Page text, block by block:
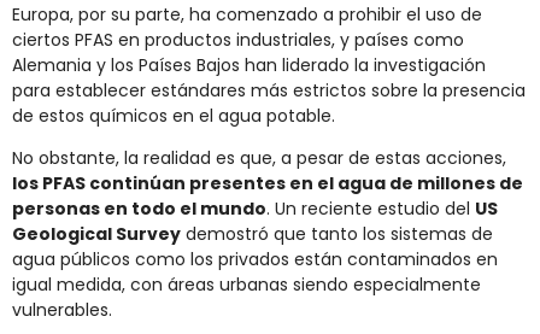
Europa, por su parte, ha comenzado a prohibir el uso de
ciertos PFAS en productos industriales, y países como
Alemania y los Países Bajos han liderado la investigación
para establecer estándares más estrictos sobre la presencia
de estos químicos en el agua potable.
No obstante, la realidad es que, a pesar de estas acciones,
los PFAS continúan presentes en el agua de millones de
personas en todo el mundo. Un reciente estudio del US
Geological Survey demostró que tanto los sistemas de
agua públicos como los privados están contaminados en
igual medida, con áreas urbanas siendo especialmente
vulnerables.